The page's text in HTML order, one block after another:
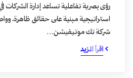
رؤى بصرية تفاعلية تساعد إدارة الشركات
استراتيجية مبنية على حقائق ظاهرة،
شركة تك موتيفيشن…
اقرأ المزيد